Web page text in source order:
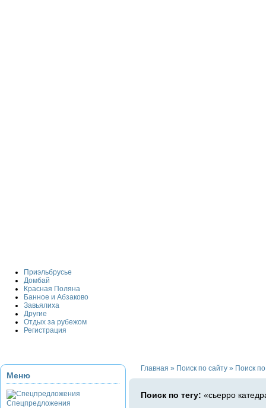
Приэльбрусье
Домбай
Красная Поляна
Банное и Абзаково
Завьялиха
Другие
Отдых за рубежом
Регистрация
Меню
Спецпредложения
Главная » Поиск по сайту » Поиск
Поиск по тегу: «сьерро